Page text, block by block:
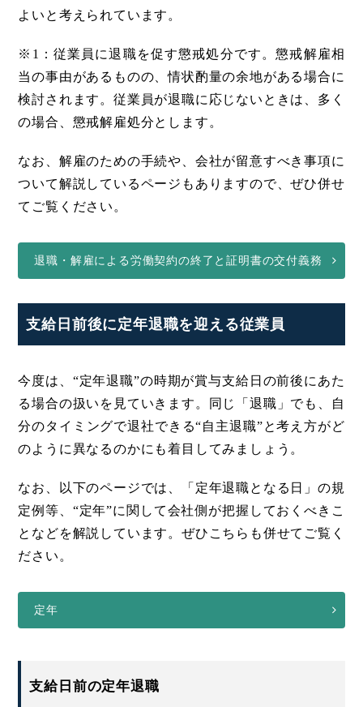
よいと考えられています。
※1：従業員に退職を促す懲戒処分です。懲戒解雇相
当の事由があるものの、情状酌量の余地がある場合に
検討されます。従業員が退職に応じないときは、多く
の場合、懲戒解雇処分とします。
なお、解雇のための手続や、会社が留意すべき事項に
ついて解説しているページもありますので、ぜひ併せ
てご覧ください。
退職・解雇による労働契約の終了と証明書の交付義務
支給日前後に定年退職を迎える従業員
今度は、“定年退職”の時期が賞与支給日の前後にあた
る場合の扱いを見ていきます。同じ「退職」でも、自
分のタイミングで退社できる“自主退職”と考え方がど
のように異なるのかにも着目してみましょう。
なお、以下のページでは、「定年退職となる日」の規
定例等、“定年”に関して会社側が把握しておくべきこ
となどを解説しています。ぜひこちらも併せてご覧く
ださい。
定年
支給日前の定年退職